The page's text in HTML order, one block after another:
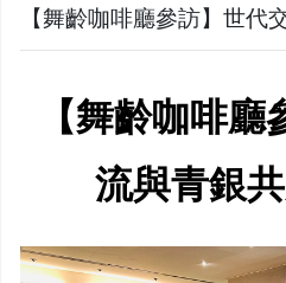
【舞齡咖啡廳參訪】世代
【舞齡咖啡
流與青銀